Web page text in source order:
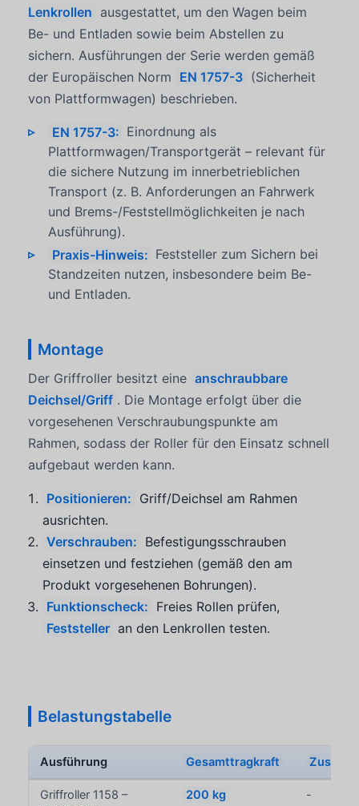
Lenkrollen ausgestattet, um den Wagen beim
Be- und Entladen sowie beim Abstellen zu
sichern. Ausführungen der Serie werden gemäß
der Europäischen Norm EN 1757-3 (Sicherheit
von Plattformwagen) beschrieben.
EN 1757-3: Einordnung als
Plattformwagen/Transportgerät – relevant für
die sichere Nutzung im innerbetrieblichen
Transport (z. B. Anforderungen an Fahrwerk
und Brems-/Feststellmöglichkeiten je nach
Ausführung).
Praxis-Hinweis: Feststeller zum Sichern bei
Standzeiten nutzen, insbesondere beim Be-
und Entladen.
Montage
Der Griffroller besitzt eine anschraubbare
Deichsel/Griff . Die Montage erfolgt über die
vorgesehenen Verschraubungspunkte am
Rahmen, sodass der Roller für den Einsatz schnell
aufgebaut werden kann.
Positionieren: Griff/Deichsel am Rahmen
ausrichten.
Verschrauben: Befestigungsschrauben
einsetzen und festziehen (gemäß den am
Produkt vorgesehenen Bohrungen).
Funktionscheck: Freies Rollen prüfen,
Feststeller an den Lenkrollen testen.
Belastungstabelle
Ausführung Gesamttragkraft
Griffroller 1158 –
200 kg -